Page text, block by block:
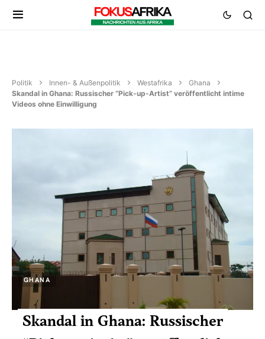
Politik Innen- & Außenpolitik Westafrika
Ghana
Skandal in Ghana: Russischer “Pick-up-Artist” veröffentlicht intime
Videos ohne Einwilligung
GHANA
Skandal in Ghana: Russischer